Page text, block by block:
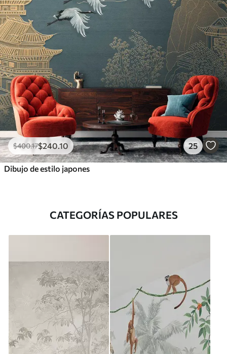
$400.17$240.10 25
Dibujo de estilo japones
CATEGORÍAS POPULARES